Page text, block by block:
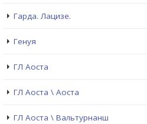
Гарда. Лацизе.
Генуя
ГЛ Аоста
ГЛ Аоста \ Аоста
ГЛ Аоста \ Вальтурнанш